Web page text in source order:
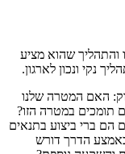
והתהליך שהוא מציע
נקי ונכון לארגון.
האם המטרה שלנו
תומכים במטרה הזו?
הם ברי ביצוע בתנאים
הדרך דורש